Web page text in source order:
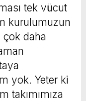
tek vücut
kurulumuzun
çok daha
yok. Yeter ki
takımımıza